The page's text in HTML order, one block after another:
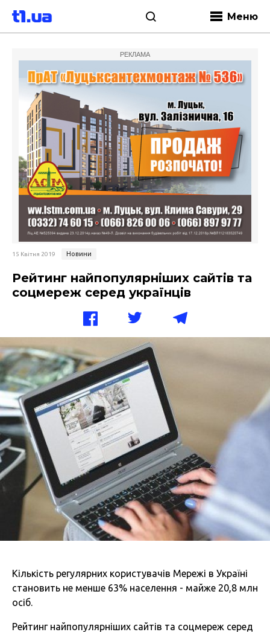
Меню
РЕКЛАМА
15 Квітня 2019 Новини
Рейтинг найпопулярніших сайтів та
соцмереж серед українців
Кількість регулярних користувачів Мережі в Україні
становить не менше 63% населення - майже 20,8 млн
осіб.
Рейтинг найпопулярніших сайтів та соцмереж серед